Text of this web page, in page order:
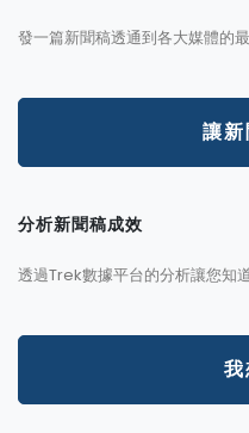
發一篇新聞稿透通到各大媒體的
讓
分析新聞稿成效
透過Trek數據平台的分析讓您知